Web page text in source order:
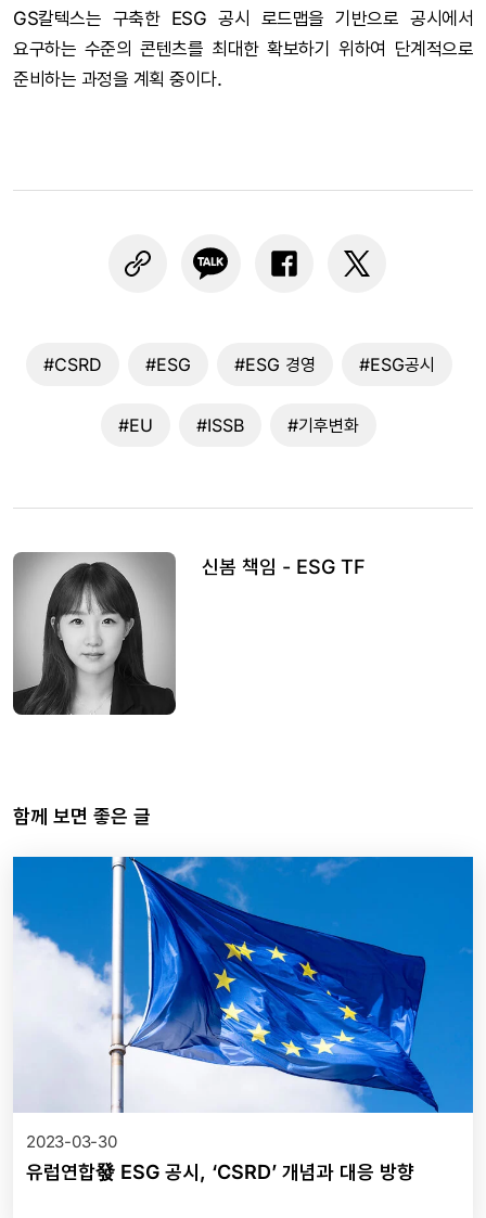
GS칼텍스는 구축한 ESG 공시 로드맵을 기반으로 공시에서
요구하는 수준의 콘텐츠를 최대한 확보하기 위하여 단계적으로
준비하는 과정을 계획 중이다.
#CSRD #ESG #ESG 경영 #ESG공시
#EU #ISSB #기후변화
신봄 책임 - ESG TF
함께 보면 좋은 글
2023-03-30
유럽연합發 ESG 공시, ‘CSRD’ 개념과 대응 방향